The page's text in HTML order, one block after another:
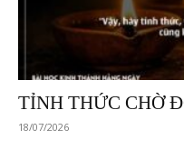
TỈNH THỨC CHỜ
18/07/2026